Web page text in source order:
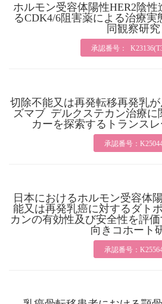
ホルモン受容体陽性HER2陰
るCDK4/6阻害薬による治療実
同観察研究
承認番号：
切除不能又は再発転移再発乳
ズマブ デルクステカン治療に
カーを探索するトランス
承認番号：
日本におけるホルモン受容体
能又は再発乳癌に対するダト
カンの有効性及び安全性を評
向きコホート
承認番号：